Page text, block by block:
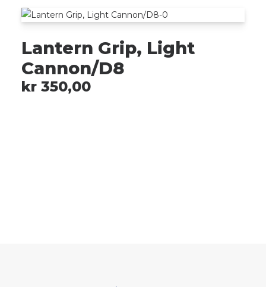
Lantern Grip, Light
Cannon/D8
kr 350,00